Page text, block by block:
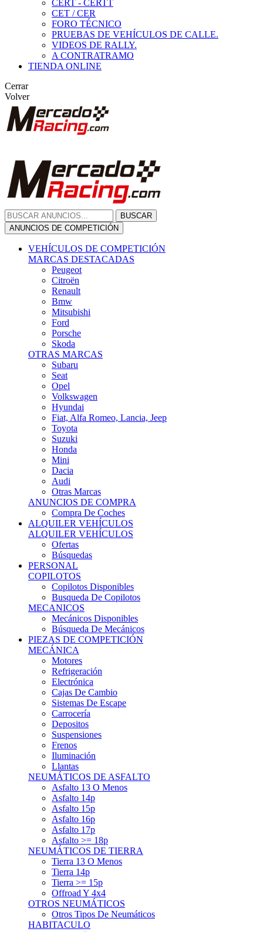
CERT - CERTT
CET / CER
FORO TÉCNICO
PRUEBAS DE VEHÍCULOS DE CALLE.
VIDEOS DE RALLY.
A CONTRATRAMO
TIENDA ONLINE
Cerrar
Volver
BUSCAR
ANUNCIOS DE COMPETICIÓN
VEHÍCULOS DE COMPETICIÓN
MARCAS DESTACADAS
Peugeot
Citroën
Renault
Bmw
Mitsubishi
Ford
Porsche
Skoda
OTRAS MARCAS
Subaru
Seat
Opel
Volkswagen
Hyundai
Fiat, Alfa Romeo, Lancia, Jeep
Toyota
Suzuki
Honda
Mini
Dacia
Audi
Otras Marcas
ANUNCIOS DE COMPRA
Compra De Coches
ALQUILER VEHÍCULOS
ALQUILER VEHÍCULOS
Ofertas
Búsquedas
PERSONAL
COPILOTOS
Copilotos Disponibles
Busqueda De Copilotos
MECANICOS
Mecánicos Disponibles
Búsqueda De Mecánicos
PIEZAS DE COMPETICIÓN
MECÁNICA
Motores
Refrigeración
Electrónica
Cajas De Cambio
Sistemas De Escape
Carrocería
Depositos
Suspensiones
Frenos
Iluminación
Llantas
NEUMÁTICOS DE ASFALTO
Asfalto 13 O Menos
Asfalto 14p
Asfalto 15p
Asfalto 16p
Asfalto 17p
Asfalto >= 18p
NEUMÁTICOS DE TIERRA
Tierra 13 O Menos
Tierra 14p
Tierra >= 15p
Offroad Y 4x4
OTROS NEUMÁTICOS
Otros Tipos De Neumáticos
HABITACULO
Asiento Baquet